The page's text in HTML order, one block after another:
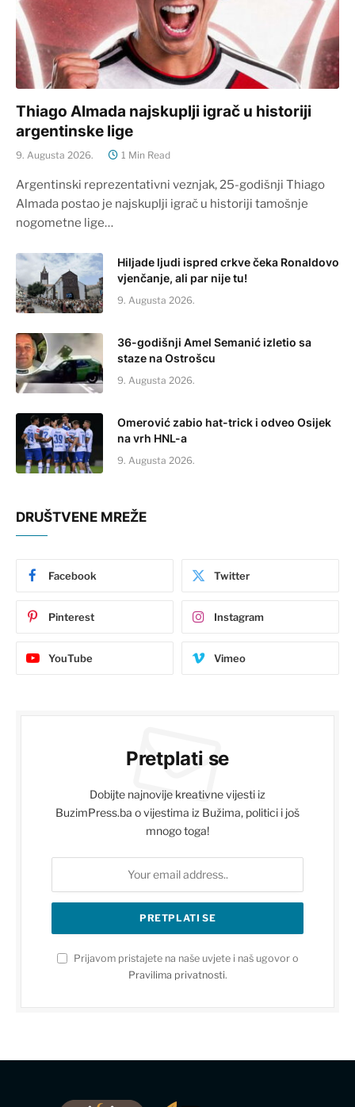
Thiago Almada najskuplji igrač u historiji
argentinske lige
9. Augusta 2026. 1 Min Read
Argentinski reprezentativni veznjak, 25-godišnji Thiago
Almada postao je najskuplji igrač u historiji tamošnje
nogometne lige…
Hiljade ljudi ispred crkve čeka Ronaldovo
vjenčanje, ali par nije tu!
9. Augusta 2026.
36-godišnji Amel Semanić izletio sa
staze na Ostrošcu
9. Augusta 2026.
Omerović zabio hat-trick i odveo Osijek
na vrh HNL-a
9. Augusta 2026.
DRUŠTVENE MREŽE
Facebook Twitter
Pinterest Instagram
YouTube Vimeo
Pretplati se
Dobijte najnovije kreativne vijesti iz
BuzimPress.ba o vijestima iz Bužima, politici i još
mnogo toga!
Prijavom pristajete na naše uvjete i naš ugovor o
Pravilima privatnosti.